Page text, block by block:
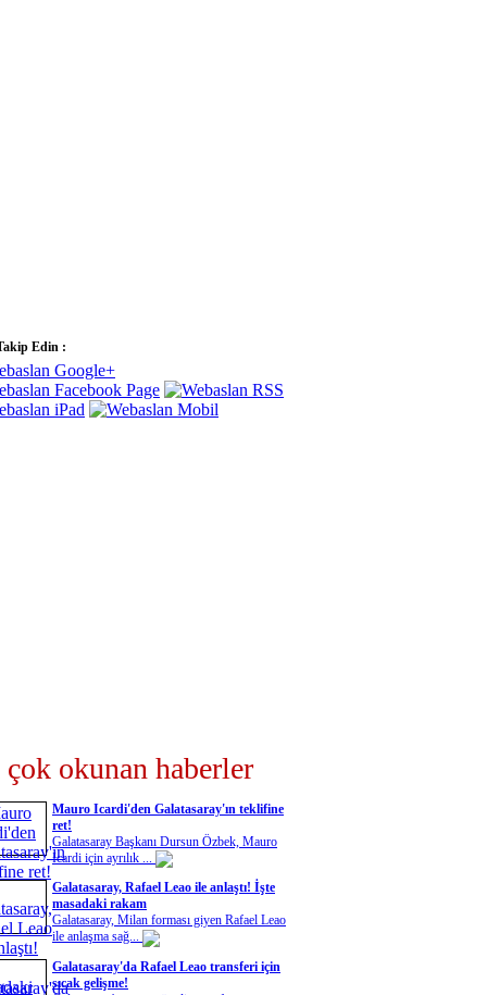
Edin :
çok okunan haberler
Mauro Icardi'den Galatasaray'ın teklifine
ret!
Galatasaray Başkanı Dursun Özbek, Mauro
Icardi için ayrılık ...
Galatasaray, Rafael Leao ile anlaştı! İşte
masadaki rakam
Galatasaray, Milan forması giyen Rafael Leao
ile anlaşma sağ...
Galatasaray'da Rafael Leao transferi için
sıcak gelişme!